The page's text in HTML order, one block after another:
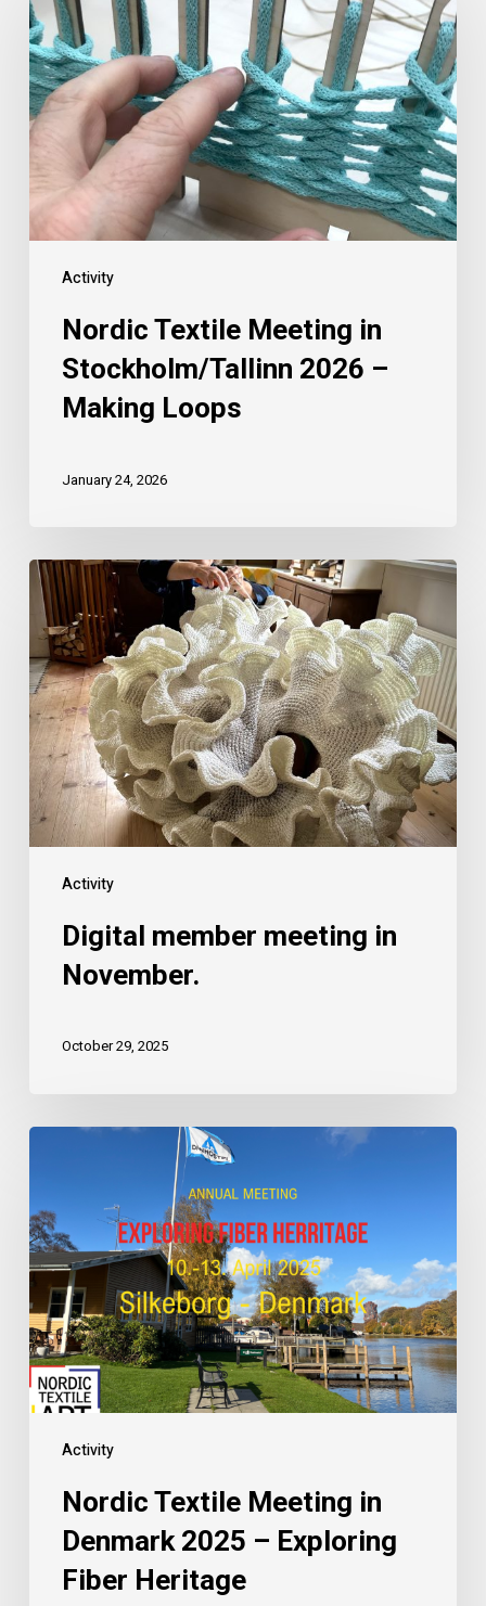
Activity
Nordic Textile Meeting in
Stockholm/Tallinn 2026 –
Making Loops
January 24, 2026
Activity
Digital member meeting in
November.
October 29, 2025
Activity
Nordic Textile Meeting in
Denmark 2025 – Exploring
Fiber Heritage